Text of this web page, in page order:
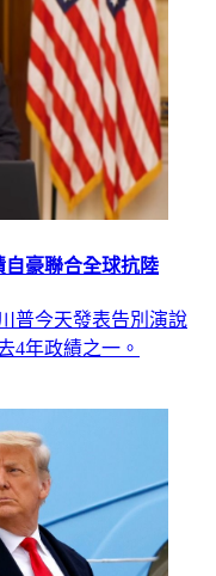
豪聯合全球抗陸
普今天發表告別演說
4年政績之一。